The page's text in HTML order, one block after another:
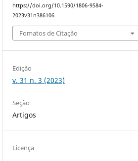
https://doi.org/10.1590/1806-9584-
2023v31n386106
Fomatos de Citação
Edição
v. 31 n. 3 (2023)
Seção
Artigos
Licença